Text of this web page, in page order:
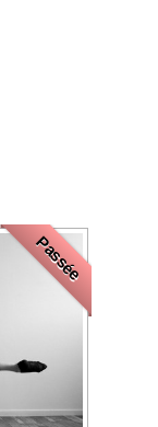
Passée